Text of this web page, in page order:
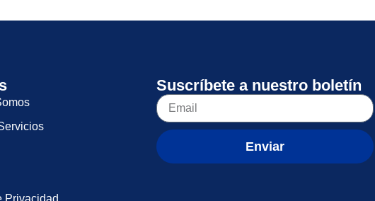
Suscríbete a nuestro boletín
Enviar